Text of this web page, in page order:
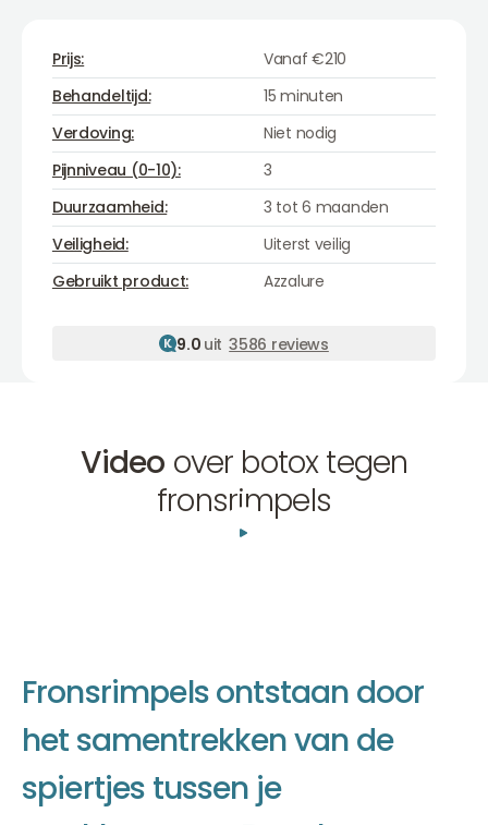
Prijs:
Vanaf €210
Behandeltijd:
15 minuten
Verdoving:
Niet nodig
Pijnniveau (0-10):
3
Duurzaamheid:
3 tot 6 maanden
Veiligheid:
Uiterst veilig
Gebruikt product:
Azzalure
Azzalure
9.0 uit 3586 reviews
Video over botox tegen
fronsrimpels
Fronsrimpelsontstaan door
het samentrekkenvan de
spiertjes tussen je